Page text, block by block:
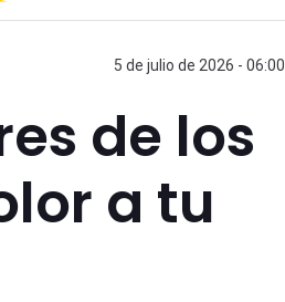
5 de julio de 2026 - 06:00
de los
a tu